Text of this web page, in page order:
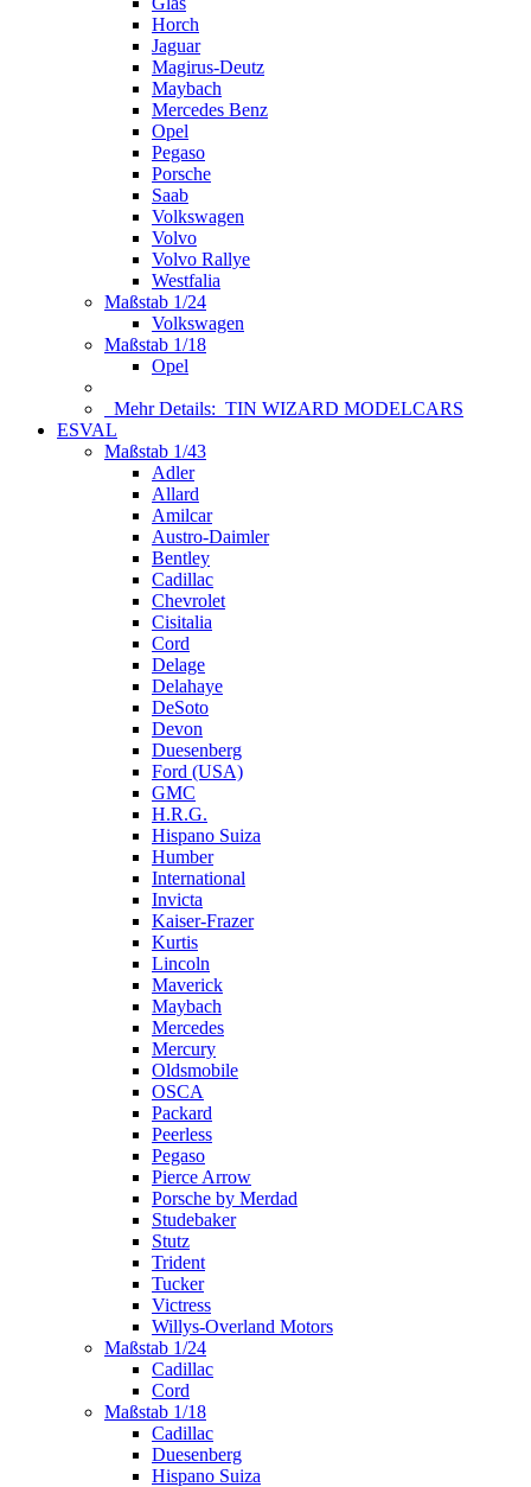
Horch
Jaguar
Magirus-Deutz
Maybach
Mercedes Benz
Opel
Pegaso
Porsche
Saab
Volkswagen
Volvo
Volvo Rallye
Westfalia
Maßstab 1/24
Volkswagen
Maßstab 1/18
Opel
Mehr Details: TIN WIZARD MODELCARS
ESVAL
Maßstab 1/43
Adler
Allard
Amilcar
Austro-Daimler
Bentley
Cadillac
Chevrolet
Cisitalia
Cord
Delage
Delahaye
DeSoto
Devon
Duesenberg
Ford (USA)
GMC
H.R.G.
Hispano Suiza
Humber
International
Invicta
Kaiser-Frazer
Kurtis
Lincoln
Maverick
Maybach
Mercedes
Mercury
Oldsmobile
OSCA
Packard
Peerless
Pegaso
Pierce Arrow
Porsche by Merdad
Studebaker
Stutz
Trident
Tucker
Victress
Willys-Overland Motors
Maßstab 1/24
Cadillac
Cord
Maßstab 1/18
Cadillac
Duesenberg
Hispano Suiza